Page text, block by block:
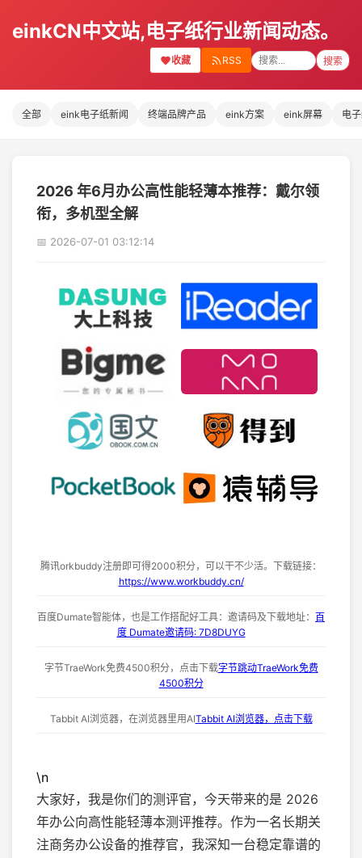
einkCN中文站,电子纸行业新闻动态。
收藏 RSS 搜索
全部 eink电子纸新闻 终端品牌产品 eink方案 eink屏幕 电
2026 年6月办公高性能轻薄本推荐：戴尔领
衔，多机型全解
📅 2026-07-01 03:12:14
腾讯orkbuddy注册即可得2000积分，可以干不少活。下载链接：
https://www.workbuddy.cn/
百度Dumate智能体，也是工作搭配好工具：邀请码及下载地址： 百
度 Dumate邀请码: 7D8DUYG
字节TraeWork免费4500积分，点击下载字节跳动TraeWork免费
4500积分
Tabbit AI浏览器，在浏览器里用AITabbit AI浏览器，点击下载
\n
大家好，我是你们的测评官，今天带来的是 2026
年办公向高性能轻薄本测评推荐。作为一名长期关
注商务办公设备的推荐官，我深知一台稳定靠谱的